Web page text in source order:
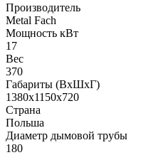
Производитель
Metal Fach
Мощность кВт
17
Вес
370
Габариты (ВхШхГ)
1380х1150х720
Страна
Польша
Диаметр дымовой трубы
180